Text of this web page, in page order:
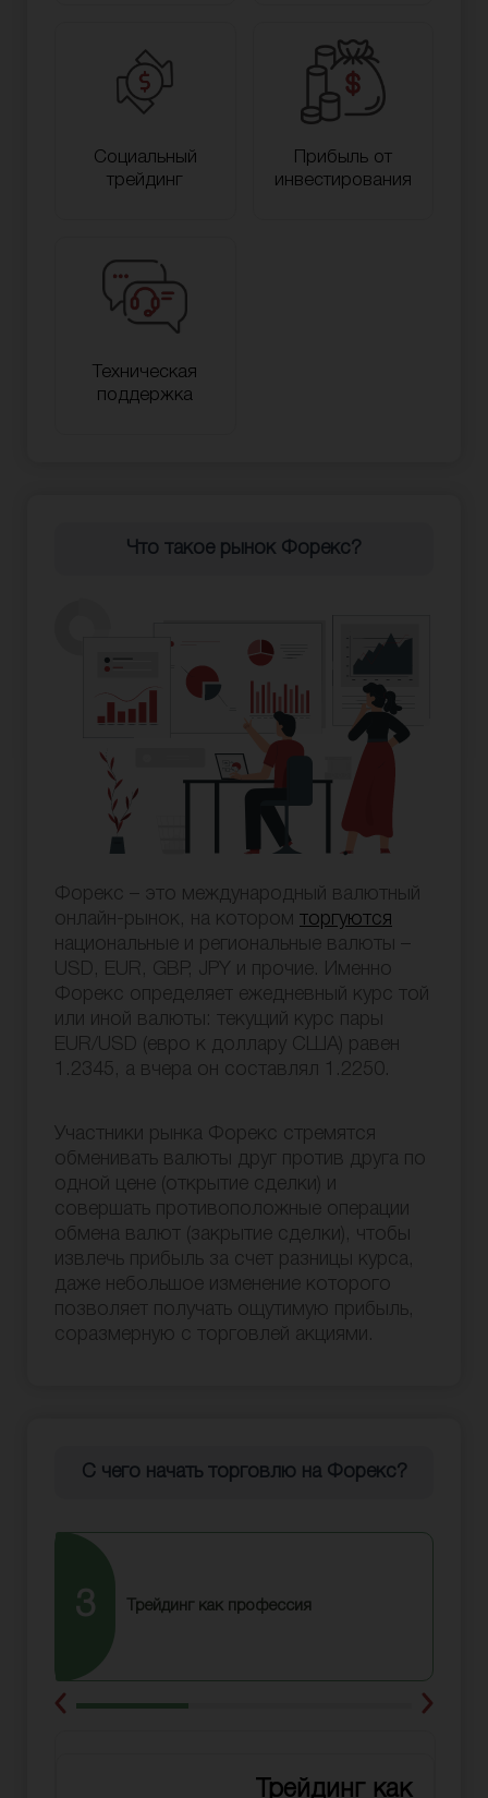
Социальный
трейдинг
Прибыль от
инвестирования
Техническая
поддержка
Что такое рынок Форекс?
Форекс – это международный валютный
онлайн-рынок, на котором торгуются
национальные и региональные валюты –
USD, EUR, GBP, JPY и прочие. Именно
Форекс определяет ежедневный курс той
или иной валюты: текущий курс пары
EUR/USD (евро к доллару США) равен
1.2345, а вчера он составлял 1.2250.
Участники рынка Форекс стремятся
обменивать валюты друг против друга по
одной цене (открытие сделки) и
совершать противоположные операции
обмена валют (закрытие сделки), чтобы
извлечь прибыль за счет разницы курса,
даже небольшое изменение которого
позволяет получать ощутимую прибыль,
соразмерную с торговлей акциями.
С чего начать торговлю на Форекс?
3 Трейдинг как профессия
Трейдинг как